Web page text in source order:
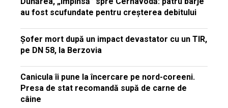
au fost scufundate pentru creșterea debitului
Șofer mort după un impact devastator cu un TIR,
pe DN 58, la Berzovia
Canicula îi pune la încercare pe nord-coreeni.
Presa de stat recomandă supă de carne de
câine